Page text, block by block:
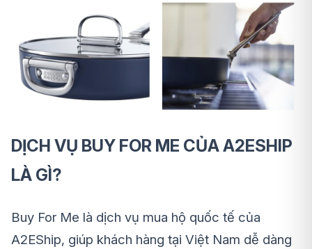
DỊCH VỤ BUY FOR ME CỦA A2ESHIP
LÀ GÌ?
Buy For Me là dịch vụ mua hộ quốc tế của
A2EShip, giúp khách hàng tại Việt Nam dễ dàng